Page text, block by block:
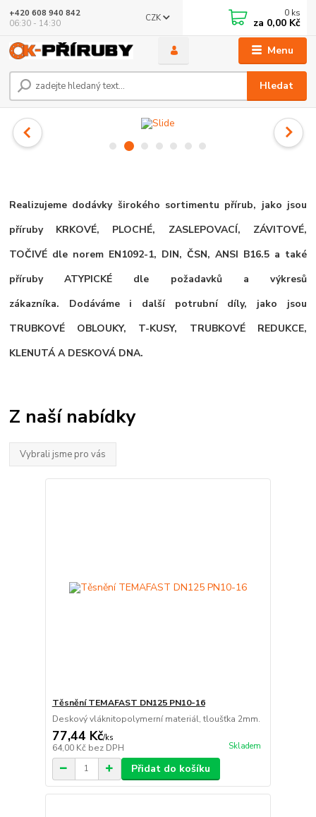
Menu
CZK
Hledat
+420 608 940 842
06:30 - 14:30
0 ks
za 0,00 Kč
Realizujeme dodávky širokého sortimentu přírub, jako jsou
příruby KRKOVÉ, PLOCHÉ, ZASLEPOVACÍ, ZÁVITOVÉ,
TOČIVÉ dle norem EN1092-1, DIN, ČSN, ANSI B16.5 a také
příruby ATYPICKÉ dle požadavků a výkresů
zákazníka. Dodáváme i další potrubní díly, jako jsou
TRUBKOVÉ OBLOUKY, T-KUSY, TRUBKOVÉ REDUKCE,
KLENUTÁ A DESKOVÁ DNA.
Z naší nabídky
Vybrali jsme pro vás
Těsnění TEMAFAST DN125 PN10-16
Deskový vláknitopolymerní materiál, tloušťka 2mm.
77,44 Kč/ks
64,00 Kč bez DPH Skladem
Přidat do košíku